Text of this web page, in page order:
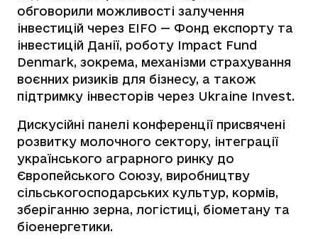
обговорили можливості залучення
інвестицій через EIFO — Фонд експорту та
інвестицій Данії, роботу Impact Fund
Denmark, зокрема, механізми страхування
воєнних ризиків для бізнесу, а також
підтримку інвесторів через Ukraine Invest.
Дискусійні панелі конференції присвячені
розвитку молочного сектору, інтеграції
українського аграрного ринку до
Європейського Союзу, виробництву
сільськогосподарських культур, кормів,
зберіганню зерна, логістиці, біометану та
біоенергетики.